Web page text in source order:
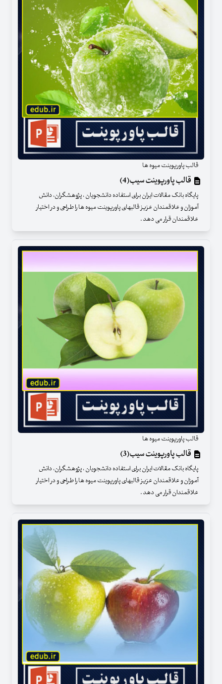
قالب پاورپوینت میوه ها
قالب پاورپوینت سیب(4)
پایگاه بانک مقالات ایران برای استفاده دانشجویان ، پژوهشگران، دانش
آموزان و علاقمندان عزیز قالبهای پاورپوینت میوه ها را طراحی و در اختیار
علاقمندان قرار می دهد .
قالب پاورپوینت میوه ها
قالب پاورپوینت سیب(3)
پایگاه بانک مقالات ایران برای استفاده دانشجویان ، پژوهشگران، دانش
آموزان و علاقمندان عزیز قالبهای پاورپوینت میوه ها را طراحی و در اختیار
علاقمندان قرار می دهد .